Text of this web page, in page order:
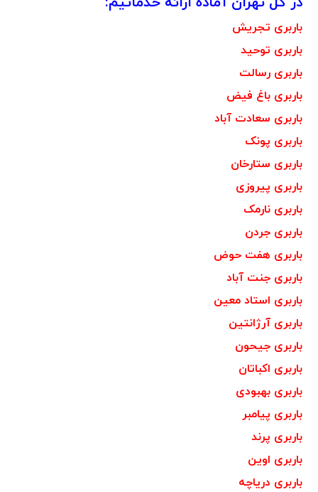
باربری تجریش
باربری توحید
باربری رسالت
باربری باغ فیض
باربری سعادت آباد
باربری پونک
باربری ستارخان
باربری پیروزی
باربری نارمک
باربری جردن
باربری هفت حوض
باربری جنت آباد
باربری استاد معین
باربری آرژانتین
باربری جیحون
باربری اکباتان
باربری بهبودی
باربری پیامبر
باربری پرند
باربری اوین
باربری دریاچه